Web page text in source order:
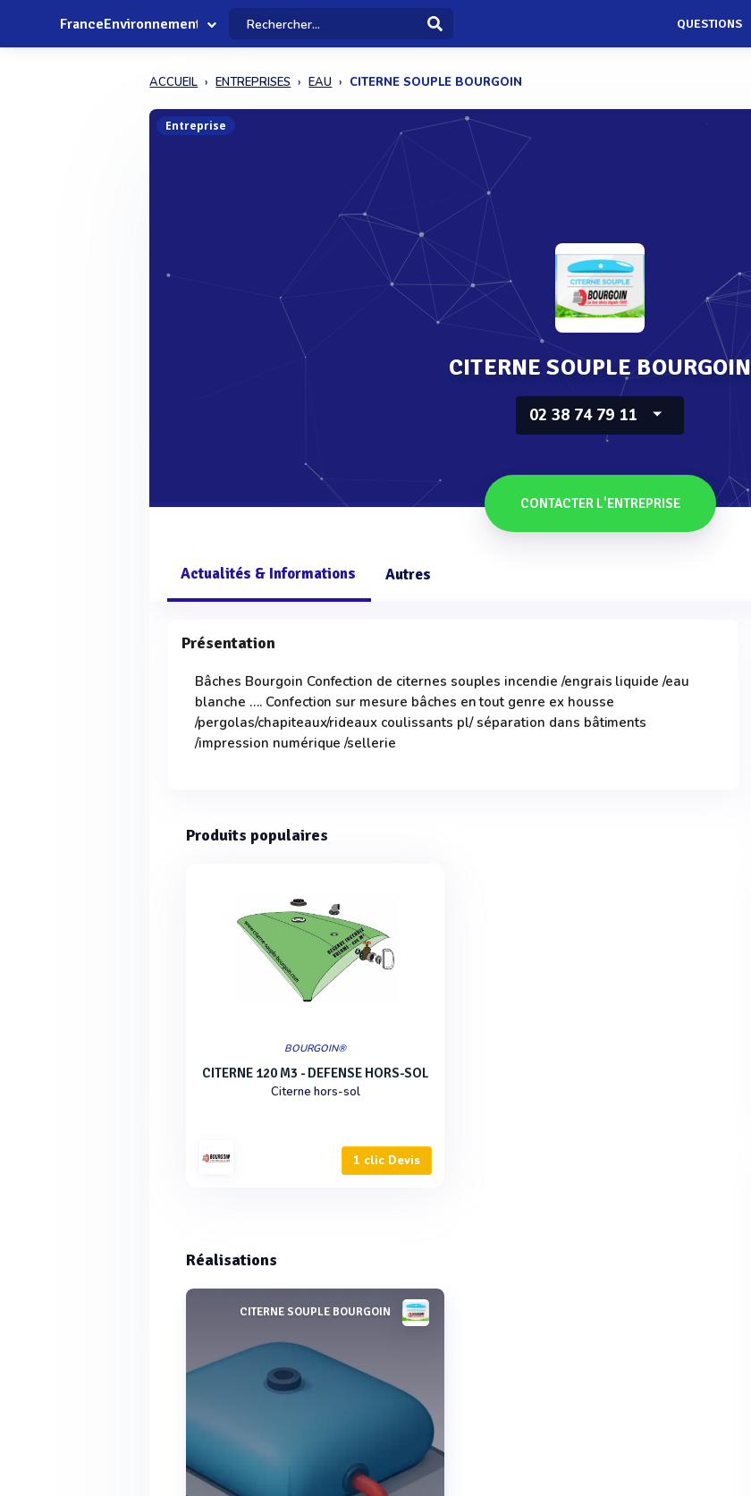
FranceEnvironnement QUESTIONS
ACCUEIL ENTREPRISES EAU CITERNE SOUPLE BOURGOIN
Entreprise
CITERNE SOUPLE BOURGOIN
02 38 74 79 11
CONTACTER L'ENTREPRISE
Actualités & Informations Autres
Présentation
Bâches Bourgoin Confection de citernes souples incendie /engrais liquide /eau
blanche …. Confection sur mesure bâches en tout genre ex housse
/pergolas/chapiteaux/rideaux coulissants pl/ séparation dans bâtiments
/impression numérique /sellerie
Produits populaires
BOURGOIN®
CITERNE 120 M3 - DEFENSE HORS-SOL
Citerne hors-sol
1 clic Devis
Réalisations
CITERNE SOUPLE BOURGOIN